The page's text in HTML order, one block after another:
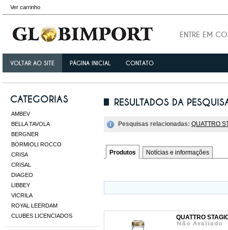
Ver carrinho
ENTRE EM
VOLTAR AO SITE PÁGINA INICIAL CONTATO
CATEGORIAS
AMBEV
BELLA TAVOLA
BERGNER
BORMIOLI ROCCO
CRISA
CRISAL
DIAGEO
LIBBEY
VICRILA
ROYAL LEERDAM
CLUBES LICENCIADOS
RESULTADOS DA
Pesquisas relacionadas: QUATTRO
Produtos Notícias e informações
QUATTRO